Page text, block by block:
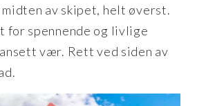
av skipet, helt øverst.
for spennende og livlige
vær. Rett ved siden av